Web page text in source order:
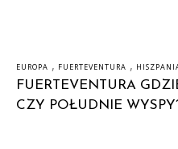
EUROPA , FUERTEVENTURA ,
FUERTEVENTURA
CZY POŁUDNIE